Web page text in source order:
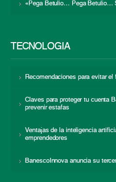
«Pega Betulio… Pega Betulio…
TECNOLOGÍA
Recomendaciones para evitar el
Claves para proteger tu cuenta
prevenir estafas
Ventajas de la inteligencia
emprendedores
BanescoInnova anuncia su